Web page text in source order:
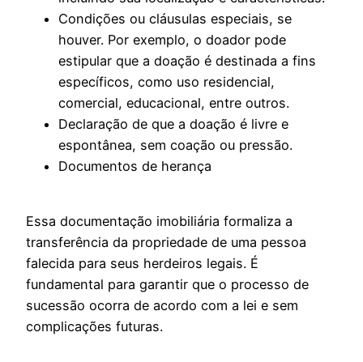
Condições ou cláusulas especiais, se
houver. Por exemplo, o doador pode
estipular que a doação é destinada a fins
específicos, como uso residencial,
comercial, educacional, entre outros.
Declaração de que a doação é livre e
espontânea, sem coação ou pressão.
Documentos de herança
Essa documentação imobiliária formaliza a
transferência da propriedade de uma pessoa
falecida para seus herdeiros legais. É
fundamental para garantir que o processo de
sucessão ocorra de acordo com a lei e sem
complicações futuras.